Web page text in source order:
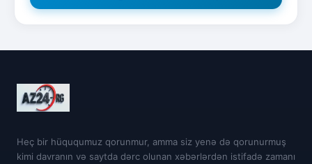
Heç bir hüququmuz qorunmur, amma siz yenə də qorunurmuş
kimi davranın və saytda dərc olunan xəbərlərdən istifadə zamanı